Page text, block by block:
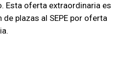
Esta oferta extraordinaria es
plazas al SEPE por oferta